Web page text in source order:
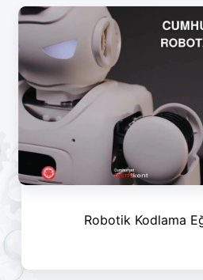
Robotik Kodlama